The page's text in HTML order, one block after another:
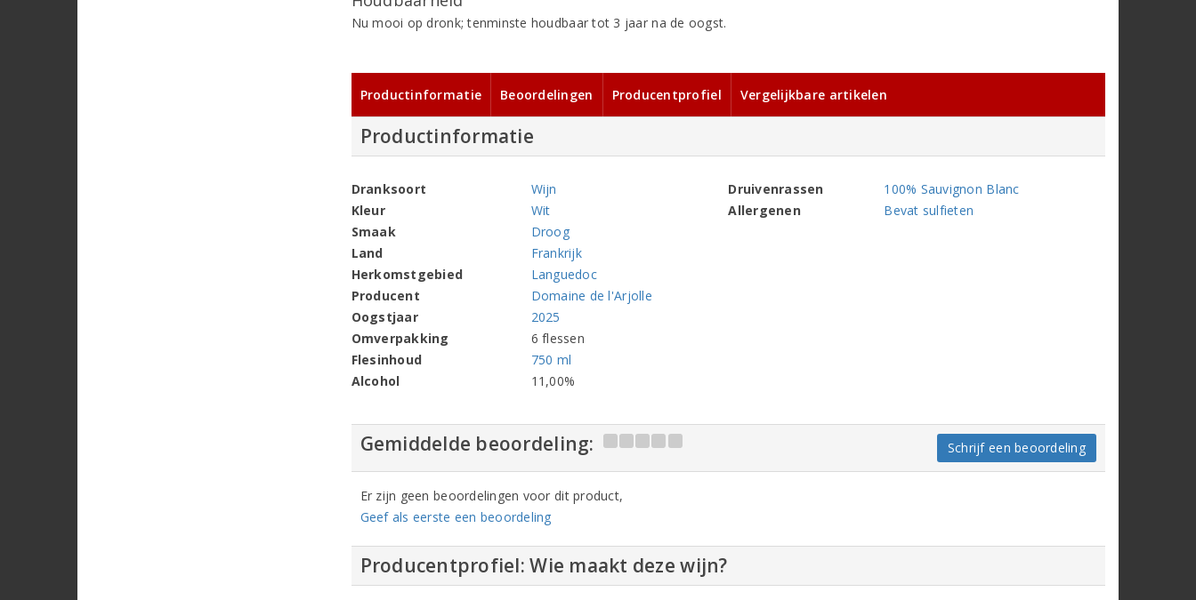
Nu mooi op dronk; tenminste houdbaar tot 3 jaar na de oogst.
Productinformatie Beoordelingen Producentprofiel Vergelijkbare artikelen
Productinformatie
Dranksoort
Wijn
Kleur
Wit
Smaak
Droog
Land
Frankrijk
Herkomstgebied
Languedoc
Producent
Domaine de l'Arjolle
Oogstjaar
2025
Omverpakking
6 flessen
Flesinhoud
750 ml
Alcohol
11,00%
Druivenrassen
100% Sauvignon Blanc
Allergenen
Bevat sulfieten
Gemiddelde beoordeling: Schrijf een beoordeling
Er zijn geen beoordelingen voor dit product,
Geef als eerste een beoordeling
Producentprofiel: Wie maakt deze wijn?